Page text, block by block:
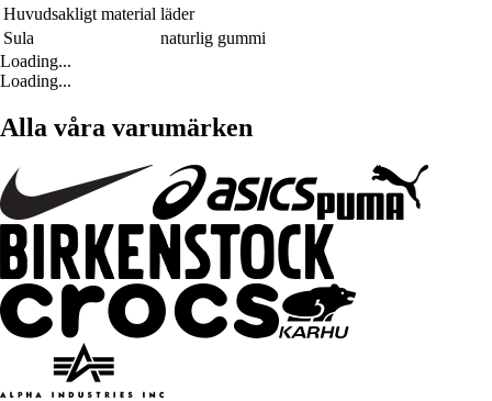
Huvudsakligt material läder
Sula
naturlig gummi
Loading...
Loading...
Alla våra varumärken